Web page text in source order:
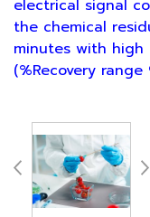
electrical signal
the chemical
minutes with high
(%Recovery range